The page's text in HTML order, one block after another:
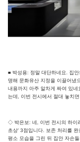
■ 박성용: 정말 대단하네요. 집
명해 문화유산 지정을 이끌어냈
내용까지 아주 알차게 짜여 있
는데, 이번 전시에서 절대 놓치
◇ 박은보: 네, 이번 전시의 하이
초상' 3점입니다. 보존 처리를
평소 모습을 그린 뒤 집안 자손